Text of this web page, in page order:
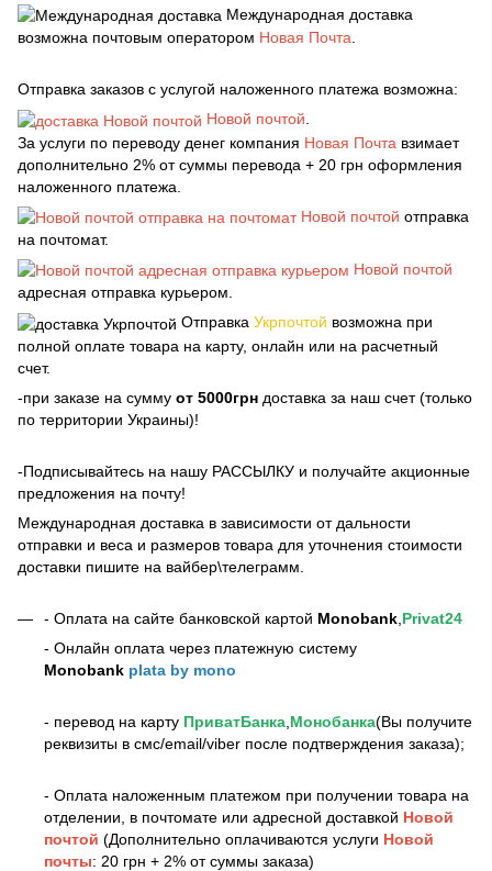
Международная доставка
возможна почтовым оператором Новая Почта.
Отправка заказов с услугой наложенного платежа возможна:
Новой почтой.
За услуги по переводу денег компания Новая Почта взимает
дополнительно 2% от суммы перевода + 20 грн оформления
наложенного платежа.
Новой почтой отправка
на почтомат.
Новой почтой
адресная отправка курьером.
Отправка Укрпочтой возможна при
полной оплате товара на карту, онлайн или на расчетный
счет.
-при заказе на сумму от 5000грн доставка за наш счет (только
по территории Украины)!
-Подписывайтесь на нашу РАССЫЛКУ и получайте акционные
предложения на почту!
Международная доставка в зависимости от дальности
отправки и веса и размеров товара для уточнения стоимости
доставки пишите на вайбер\телеграмм.
- Оплата на сайте банковской картой Monobank Privat24
- Онлайн оплата через платежную систему
Monobank plata by mono
- перевод на карту ПриватБанка Монобанка(Вы получите
реквизиты в смс/email/viber после подтверждения заказа);
- Оплата наложенным платежом при получении товара на
отделении, в почтомате или адресной доставкой Новой
почтой (Дополнительно оплачиваются услуги Новой
почты: 20 грн + 2% от суммы заказа)